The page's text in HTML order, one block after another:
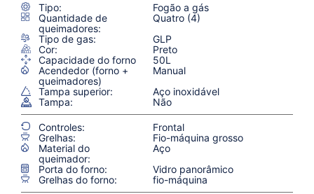
Tipo:
Fogão a gás
Quantidade de
queimadores:
Quatro (4)
Tipo de gas:
GLP
Cor:
Preto
Capacidade do forno
50L
Acendedor (forno +
queimadores)
Manual
Tampa superior:
Aço inoxidável
Tampa:
Não
Controles:
Frontal
Grelhas:
Fio-máquina grosso
Material do
queimador:
Aço
Porta do forno:
Vidro panorâmico
Grelhas do forno:
fio-máquina